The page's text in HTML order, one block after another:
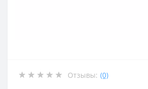
Отзывы: (0)